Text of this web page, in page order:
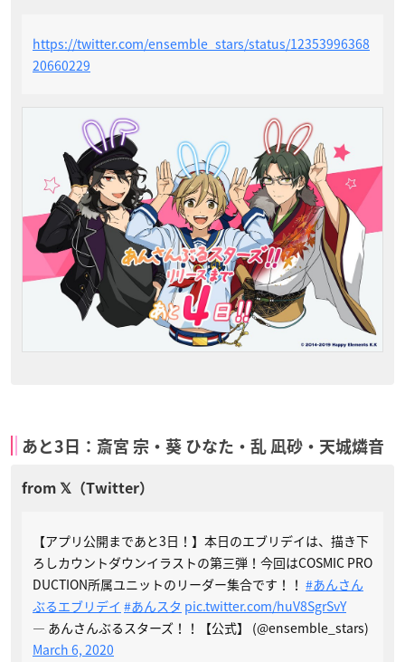
https://twitter.com/ensemble_stars/status/12353996368
20660229
あと3日：斎宮 宗・葵 ひなた・乱 凪砂・天城燐音
【アプリ公開まであと3日！】本日のエブリデイは、描き下
ろしカウントダウンイラストの第三弾！今回はCOSMIC PRO
DUCTION所属ユニットのリーダー集合です！！ #あんさん
ぶるエブリデイ #あんスタ pic.twitter.com/huV8SgrSvY
— あんさんぶるスターズ！！【公式】 (@ensemble_stars)
March 6, 2020